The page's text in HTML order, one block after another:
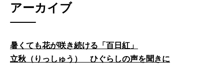
アーカイブ
暑くても花が咲き続ける「百日紅」
立秋（りっしゅう） ひぐらしの声を聞きに